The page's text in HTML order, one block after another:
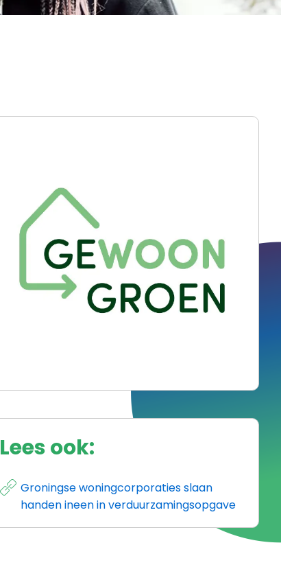
Lees ook:
Groningse woningcorporaties slaan
handen ineen in verduurzamingsopgave